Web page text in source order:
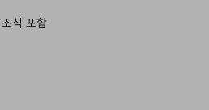
조식 포함